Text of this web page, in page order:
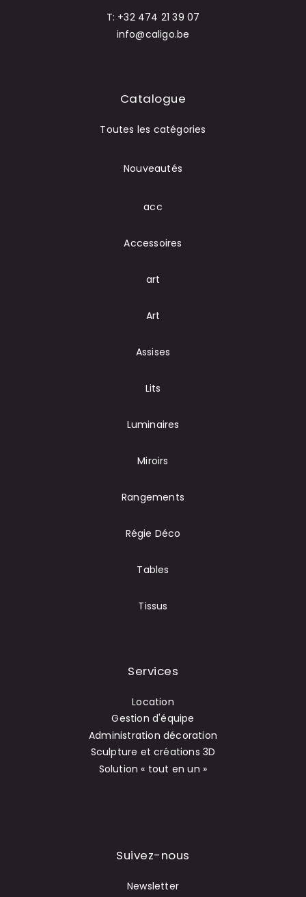
T: +32 474 21 39 07
info@caligo.be
Catalogue
Toutes les catégories
Nouveautés
acc
Accessoires
art
Art
Assises
Lits
Luminaires
Miroirs
Rangements
Régie Déco
Tables
Tissus
Services
Location
Gestion d'équipe
Administration décoration
Sculpture et créations 3D
Solution « tout en un »
Suivez-nous
Newsletter